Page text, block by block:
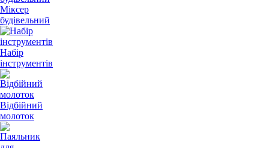
Міксер
будівельний
Набір
інструментів
Відбійний
молоток